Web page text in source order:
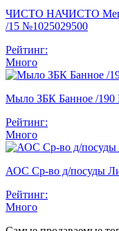
ЧИСТО НАЧИСТО
/15 №1025029500
Рейтинг:
Много
Мыло ЗБК Банное /190
Рейтинг:
Много
АОС Ср-во д/посуды
Рейтинг:
Много